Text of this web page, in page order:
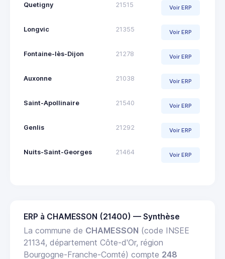
Quetigny 21515 Voir ERP
Longvic 21355 Voir ERP
Fontaine-lès-Dijon 21278 Voir ERP
Auxonne 21038 Voir ERP
Saint-Apollinaire 21540 Voir ERP
Genlis 21292 Voir ERP
Nuits-Saint-Georges 21464 Voir ERP
ERP à CHAMESSON (21400) — Synthèse
La commune de CHAMESSON (code INSEE
21134, département Côte-d'Or, région
Bourgogne-Franche-Comté) compte 248